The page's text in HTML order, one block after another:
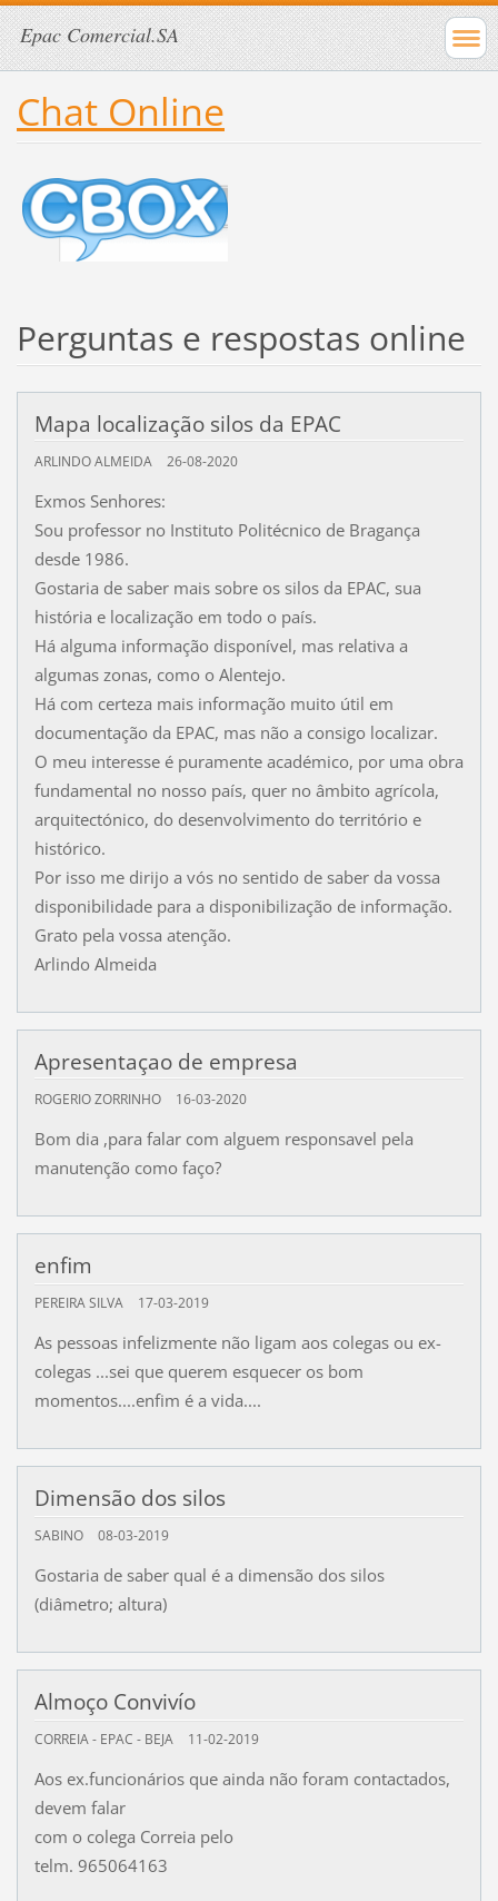
Epac Comercial.SA
Chat Online
Perguntas e respostas online
Mapa localização silos da EPAC
ARLINDO ALMEIDA 26-08-2020
Exmos Senhores:
Sou professor no Instituto Politécnico de Bragança
desde 1986.
Gostaria de saber mais sobre os silos da EPAC, sua
história e localização em todo o país.
Há alguma informação disponível, mas relativa a
algumas zonas, como o Alentejo.
Há com certeza mais informação muito útil em
documentação da EPAC, mas não a consigo localizar.
O meu interesse é puramente académico, por uma obra
fundamental no nosso país, quer no âmbito agrícola,
arquitectónico, do desenvolvimento do território e
histórico.
Por isso me dirijo a vós no sentido de saber da vossa
disponibilidade para a disponibilização de informação.
Grato pela vossa atenção.
Arlindo Almeida
Apresentaçao de empresa
ROGERIO ZORRINHO 16-03-2020
Bom dia ,para falar com alguem responsavel pela
manutenção como faço?
enfim
PEREIRA SILVA 17-03-2019
As pessoas infelizmente não ligam aos colegas ou ex-
colegas ...sei que querem esquecer os bom
momentos....enfim é a vida....
Dimensão dos silos
SABINO 08-03-2019
Gostaria de saber qual é a dimensão dos silos
(diâmetro; altura)
Almoço Convivío
CORREIA - EPAC - BEJA 11-02-2019
Aos ex.funcionários que ainda não foram contactados,
devem falar
com o colega Correia pelo
telm. 965064163